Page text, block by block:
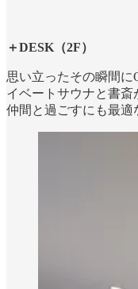
＋DESK（2F）
思い立ったその瞬間に
イベートサウナと書
仲間と過ごすにも最適